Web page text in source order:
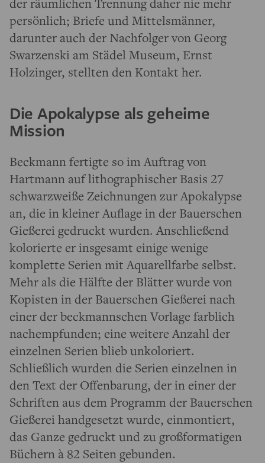
persönlich; Briefe und Mittelsmänner,
darunter auch der Nachfolger von Georg
Swarzenski am Städel Museum, Ernst
Holzinger, stellten den Kontakt her.
Die Apokalypse als geheime
Mission
Beckmann fertigte so im Auftrag von
Hartmann auf lithographischer Basis 27
schwarzweiße Zeichnungen zur Apokalypse
an, die in kleiner Auflage in der Bauerschen
Gießerei gedruckt wurden. Anschließend
kolorierte er insgesamt einige wenige
komplette Serien mit Aquarellfarbe selbst.
Mehr als die Hälfte der Blätter wurde von
Kopisten in der Bauerschen Gießerei nach
einer der beckmannschen Vorlage farblich
nachempfunden; eine weitere Anzahl der
einzelnen Serien blieb unkoloriert.
Schließlich wurden die Serien einzelnen in
den Text der Offenbarung, der in einer der
Schriften aus dem Programm der Bauerschen
Gießerei handgesetzt wurde, einmontiert,
das Ganze gedruckt und zu großformatigen
Büchern à 82 Seiten gebunden.